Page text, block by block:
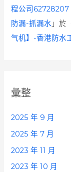
程公司62728207
防漏-抓漏水 」於
气机】-香港防水
彙整
2025 年 9 月
2025 年 7 月
2023 年 11 月
2023 年 10 月